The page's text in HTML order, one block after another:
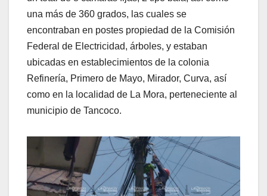
una más de 360 grados, las cuales se
encontraban en postes propiedad de la Comisión
Federal de Electricidad, árboles, y estaban
ubicadas en establecimientos de la colonia
Refinería, Primero de Mayo, Mirador, Curva, así
como en la localidad de La Mora, perteneciente al
municipio de Tancoco.